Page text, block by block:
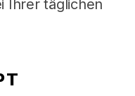
Ihrer täglichen